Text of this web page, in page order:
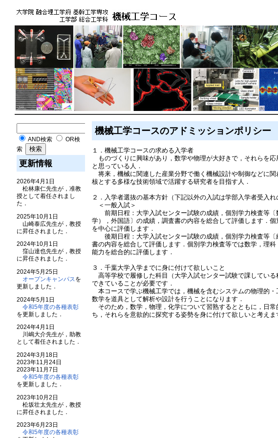
AND検索
OR検
索
更新情報
2026年4月1日
松林康仁先生が，准教
授として着任されまし
た．
2025年10月1日
山崎泰広先生が，教授
に昇任されました．
2024年10月1日
窪山達也先生が，教授
に昇任されました．
2024年5月25日
オープンキャンパス を
更新しました．
2024年5月1日
令和5年度の各種表彰
を更新しました．
2024年4月1日
川嶋大介先生が，助教
として着任されました．
2024年3月18日
2023年11月24日
2023年11月7日
令和5年度の各種表彰
を更新しました．
2023年10月2日
松坂壮太先生が，教授
に昇任されました．
2023年6月23日
令和5年度の各種表彰
機械工学コースのアドミッションポリシー
１．機械工学コースの求める入学者
ものづくりに興味があり，数学や物理が大好きで，それらを
と思っている人．
将来，機械に関連した産業分野で働く機械設計や制御などに関
核とする多様な技術領域で活躍する研究者を目指す人．
２．入学者選抜の基本方針（下記以外の入試は学部入学者受入れ
＜一般入試＞
前期日程：大学入試センター試験の成績，個別学力検査等〔
学），外国語〕の成績，調査書の内容を総合して評価します．
を中心に評価します．
後期日程：大学入試センター試験の成績，個別学力検査等〔
書の内容を総合して評価します．個別学力検査等では数学，理科
能力を総合的に評価します．
３．千葉大学入学までに身に付けて欲しいこと
高等学校で履修した科目（大学入試センター試験で課してい
できていることが必要です．
本コースで学ぶ機械工学では，機械を含むシステムの物理的・
数学を道具として解析や設計を行うことになります．
そのため，数学，物理，化学について習熟するとともに，日
ち，それらを意欲的に探究する姿勢を身に付けて欲しいと考えま